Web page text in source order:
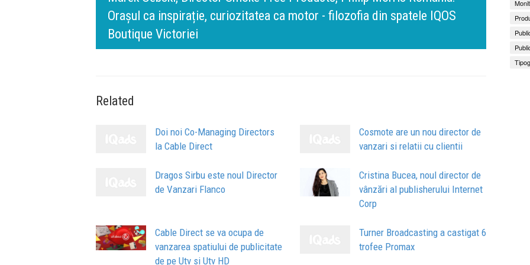
timpului” este să inovăm constant, dar cu aceeași responsabilitate față
de oameni, siguranță și calitate
Related
Doi noi Co-Managing Directors
la Cable Direct
Cosmote are un nou director de
vanzari si relatii cu clientii
Dragos Sirbu este noul Director
de Vanzari Flanco
Cristina Bucea, noul director de
vânzări al publisherului Internet
Corp
Cable Direct se va ocupa de
vanzarea spatiului de publicitate
de pe Utv si Utv HD
Turner Broadcasting a castigat 6
trofee Promax